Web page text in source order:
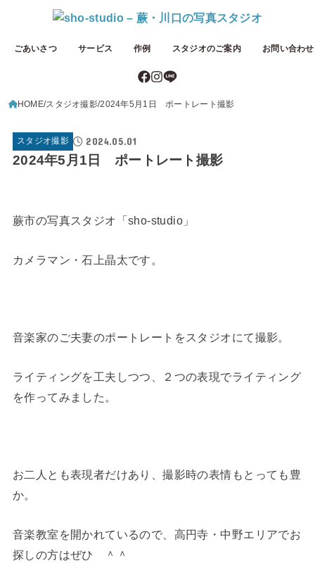
ごあいさつ サービス 作例 スタジオのご案内 お問い合わせ
HOME スタジオ撮影 2024年5月1日 ポートレート撮影
スタジオ撮影 2024.05.01
2024年5月1日 ポートレート撮影
蕨市の写真スタジオ「sho-studio」
カメラマン・石上晶太です。
音楽家のご夫妻のポートレートをスタジオにて撮影。
ライティングを工夫しつつ、２つの表現でライティング
を作ってみました。
お二人とも表現者だけあり、撮影時の表情もとっても豊
か。
音楽教室を開かれているので、高円寺・中野エリアでお
探しの方はぜひ ＾＾